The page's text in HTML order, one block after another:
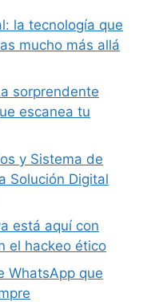
la tecnología que
mucho más allá
sorprendente
escanea tu
y Sistema de
Solución Digital
está aquí con
el hackeo ético
WhatsApp que